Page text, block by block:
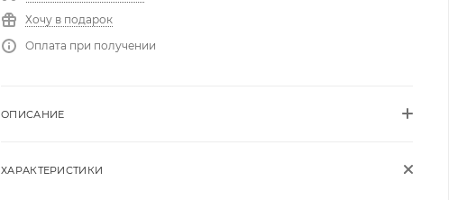
Хочу в подарок
Оплата при получении
ОПИСАНИЕ
ХАРАКТЕРИСТИКИ